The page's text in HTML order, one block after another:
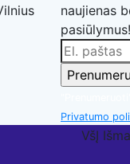
naujienas
pasiūlymus!
Privatumo
VšĮ